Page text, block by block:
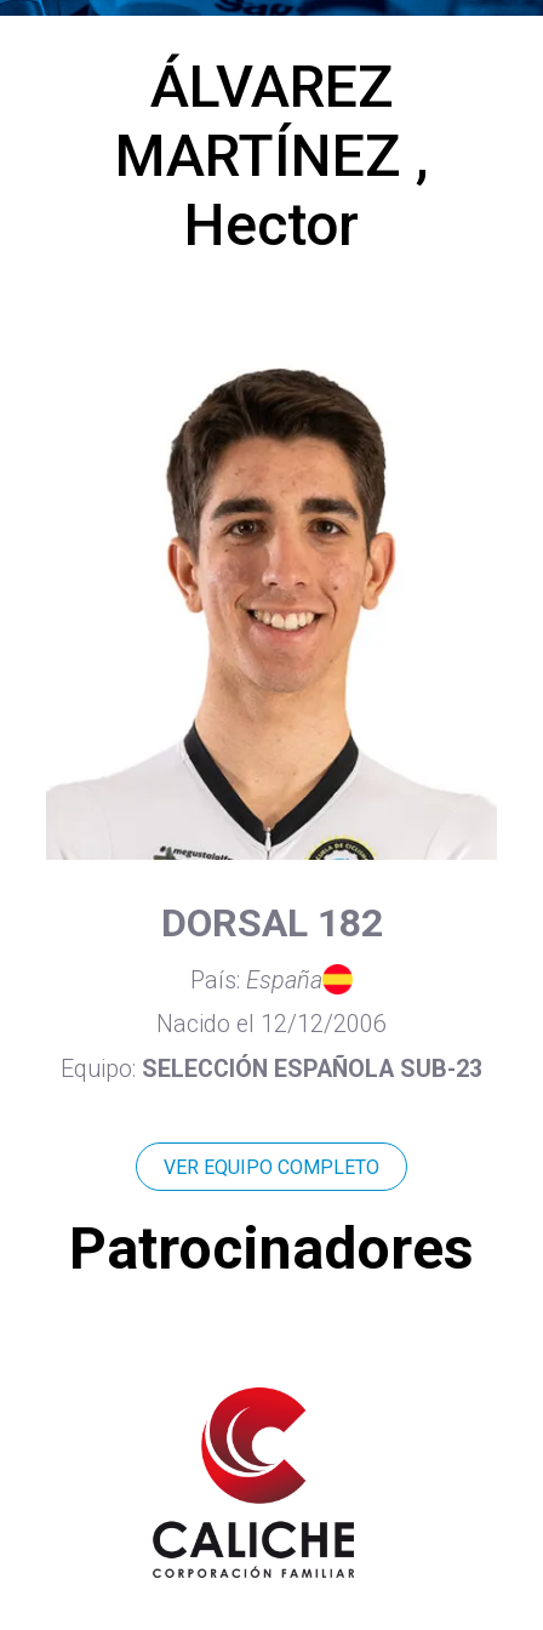
ÁLVAREZ
MARTÍNEZ ,
Hector
DORSAL 182
País: España
Nacido el 12/12/2006
Equipo: SELECCIÓN ESPAÑOLA SUB-23
VER EQUIPO COMPLETO
Patrocinadores